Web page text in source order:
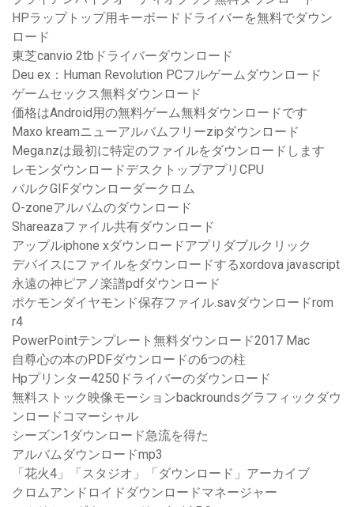
HPラップトップ用キーボードドライバーを無料でダウン
ロード
東芝canvio 2tbドライバーダウンロード
Deu ex：Human Revolution PCフルゲームダウンロード
ゲームセックス無料ダウンロード
価格はAndroid用の無料ゲーム無料ダウンロードです
Maxo kreamニューアルバムフリーzipダウンロード
Mega.nzは最初に特定のファイルをダウンロードします
レモンダウンロードデスクトップアプリCPU
バルクGIFダウンローダークロム
O-zoneアルバムのダウンロード
Shareazaファイル共有ダウンロード
アップルiphone xダウンロードアプリダブルクリック
デバイスにファイルをダウンロードするxordova javascript
永遠の神ピアノ楽譜pdfダウンロード
ポケモンダイヤモンド保存ファイル.savダウンロードrom
r4
PowerPointテンプレート無料ダウンロード2017 Mac
自尊心の本のPDFダウンロードの6つの柱
Hpプリンター4250ドライバーのダウンロード
無料ストック映像モーションbackroundsグラフィックダウ
ンロードコマーシャル
シーズン1ダウンロード急流を得た
アルバムダウンロードmp3
「花火4」「スタジオ」「ダウンロード」アーカイブ
クロムアンドロイドダウンロードマネージャー